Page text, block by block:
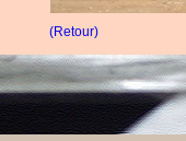
(Retour)